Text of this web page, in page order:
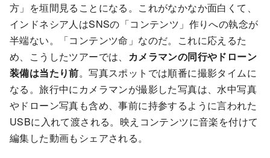
方」を垣間見ることになる。これがなかなか面白くて、
インドネシア人はSNSの「コンテンツ」作りへの執念が
半端ない。「コンテンツ命」なのだ。これに応えるた
め、こうしたツアーでは、 カメラマンの同行やドローン
装備は当たり前。写真スポットでは順番に撮影タイムに
なる。旅行中にカメラマンが撮影した写真は、水中写真
やドローン写真も含め、事前に持参するように言われた
USBに入れて渡される。映えコンテンツに音楽を付けて
編集した動画もシェアされる。